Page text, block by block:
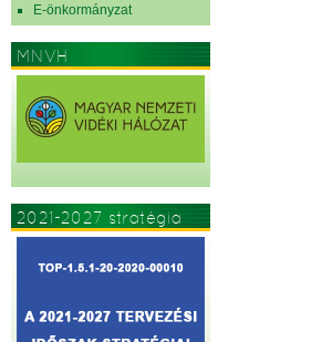
E-önkormányzat
MNVH
2021-2027 stratégia